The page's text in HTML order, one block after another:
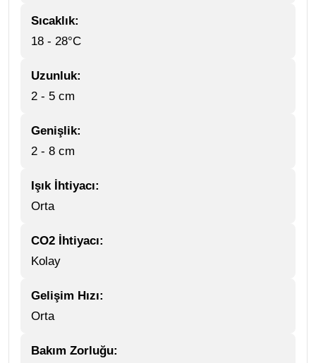
Sıcaklık:
18 - 28°C
Uzunluk:
2 - 5 cm
Genişlik:
2 - 8 cm
Işık İhtiyacı:
Orta
CO2 İhtiyacı:
Kolay
Gelişim Hızı:
Orta
Bakım Zorluğu: